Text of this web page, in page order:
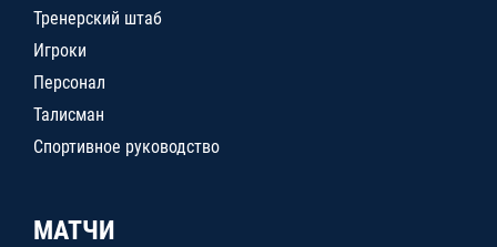
Тренерский штаб
Игроки
Персонал
Талисман
Спортивное руководство
МАТЧИ